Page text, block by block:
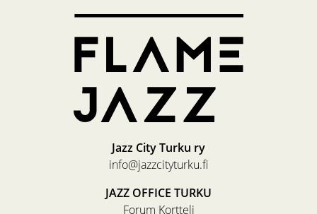
Jazz City Turku ry
info@jazzcityturku.fi
JAZZ OFFICE TURKU
Forum Kortteli